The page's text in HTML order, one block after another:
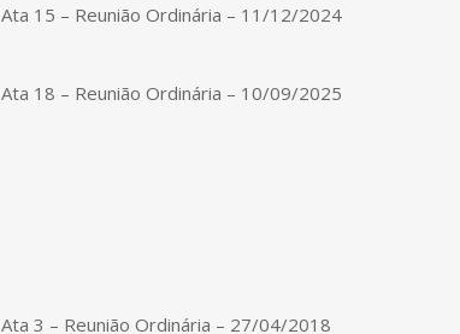
Ata 15 – Reunião Ordinária – 11/12/2024
Ata 18 – Reunião Ordinária – 10/09/2025
Ata 3 – Reunião Ordinária – 27/04/2018